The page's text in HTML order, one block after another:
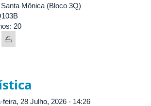
Mônica (Bloco 3Q)
20
28 Julho, 2026 - 14:26